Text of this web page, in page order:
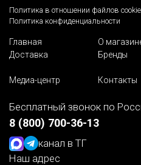
Политика в отношении файлов
Политика конфиденциальности
Главная О
Доставка
Бренды
Медиа-центр
Контакты
Бесплатный звонок по
8 (800) 700-36-13
канал в ТГ
Наш адрес